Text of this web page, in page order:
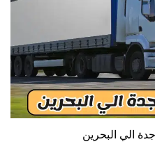
الي البحرين